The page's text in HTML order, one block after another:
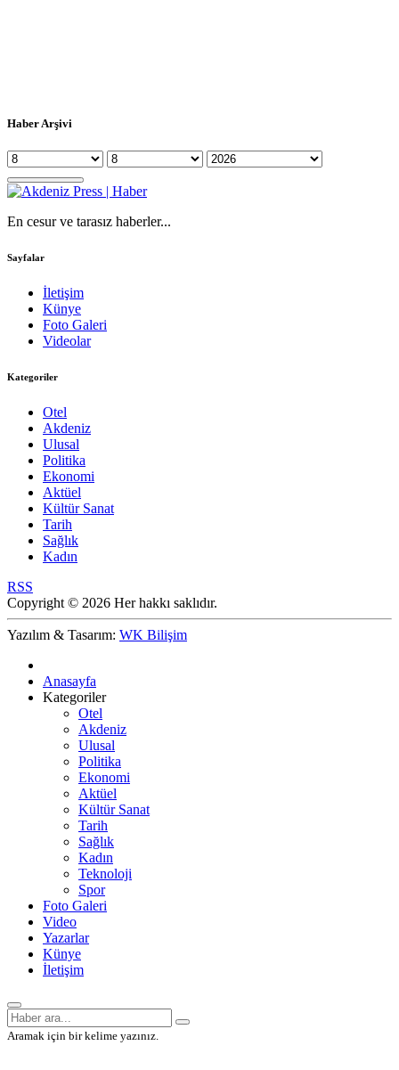
Haber Arşivi
En cesur ve tarasız haberler...
Sayfalar
İletişim
Künye
Foto Galeri
Videolar
Kategoriler
Otel
Akdeniz
Ulusal
Politika
Ekonomi
Aktüel
Kültür Sanat
Tarih
Sağlık
Kadın
RSS
Copyright © 2026 Her hakkı saklıdır.
Yazılım & Tasarım: WK Bilişim
Anasayfa
Kategoriler
Otel
Akdeniz
Ulusal
Politika
Ekonomi
Aktüel
Kültür Sanat
Tarih
Sağlık
Kadın
Teknoloji
Spor
Foto Galeri
Video
Yazarlar
Künye
İletişim
Aramak için bir kelime yazınız.